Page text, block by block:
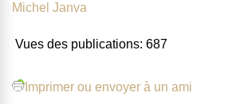
Michel Janva
Vues des publications: 687
Imprimer ou envoyer à un ami